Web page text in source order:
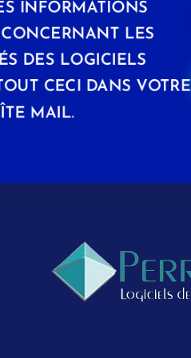
INFORMATIONS
CONCERNANT LES
DES LOGICIELS
CECI DANS VOTRE
MAIL.